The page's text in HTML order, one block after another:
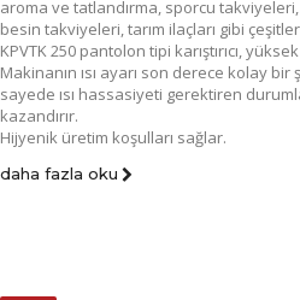
aroma ve tatlandırma, sporcu takviyeleri,
besin takviyeleri, tarım ilaçları gibi
KPVTK 250 pantolon tipi karıştırıcı,
Makinanın ısı ayarı son derece kolay
sayede ısı hassasiyeti gerektiren
kazandırır.
Hijyenik üretim koşulları sağlar.
daha fazla oku